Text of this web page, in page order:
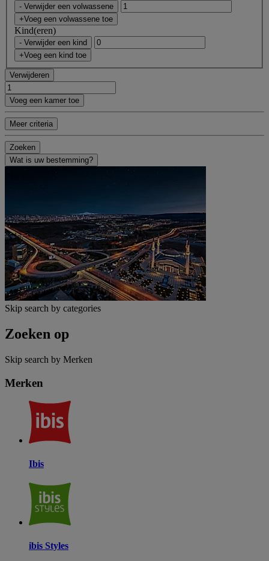
- Verwijder een volwassene
+Voeg een volwassene toe
Kind(eren)
- Verwijder een kind
+Voeg een kind toe
Verwijderen
Voeg een kamer toe
Meer criteria
Zoeken
Wat is uw bestemming?
Skip search by categories
Zoeken op
Skip search by Merken
Merken
Ibis
ibis Styles